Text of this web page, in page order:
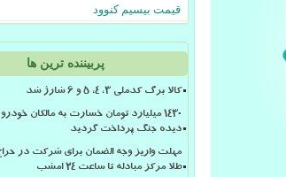
قیمت بیسیم کنوود
پربیننده ترین ها
کالا برگ کدملی 3، 4، 5 و 6 شارژ شد
۱۴۳۰ میلیارد تومان خسارت به مالکان
دیده جنگ پرداخت گردید
مهلت واریز وجه الضمان برای شرکت در
طلا مرکز مبادله تا ساعت ۲۴ امشب